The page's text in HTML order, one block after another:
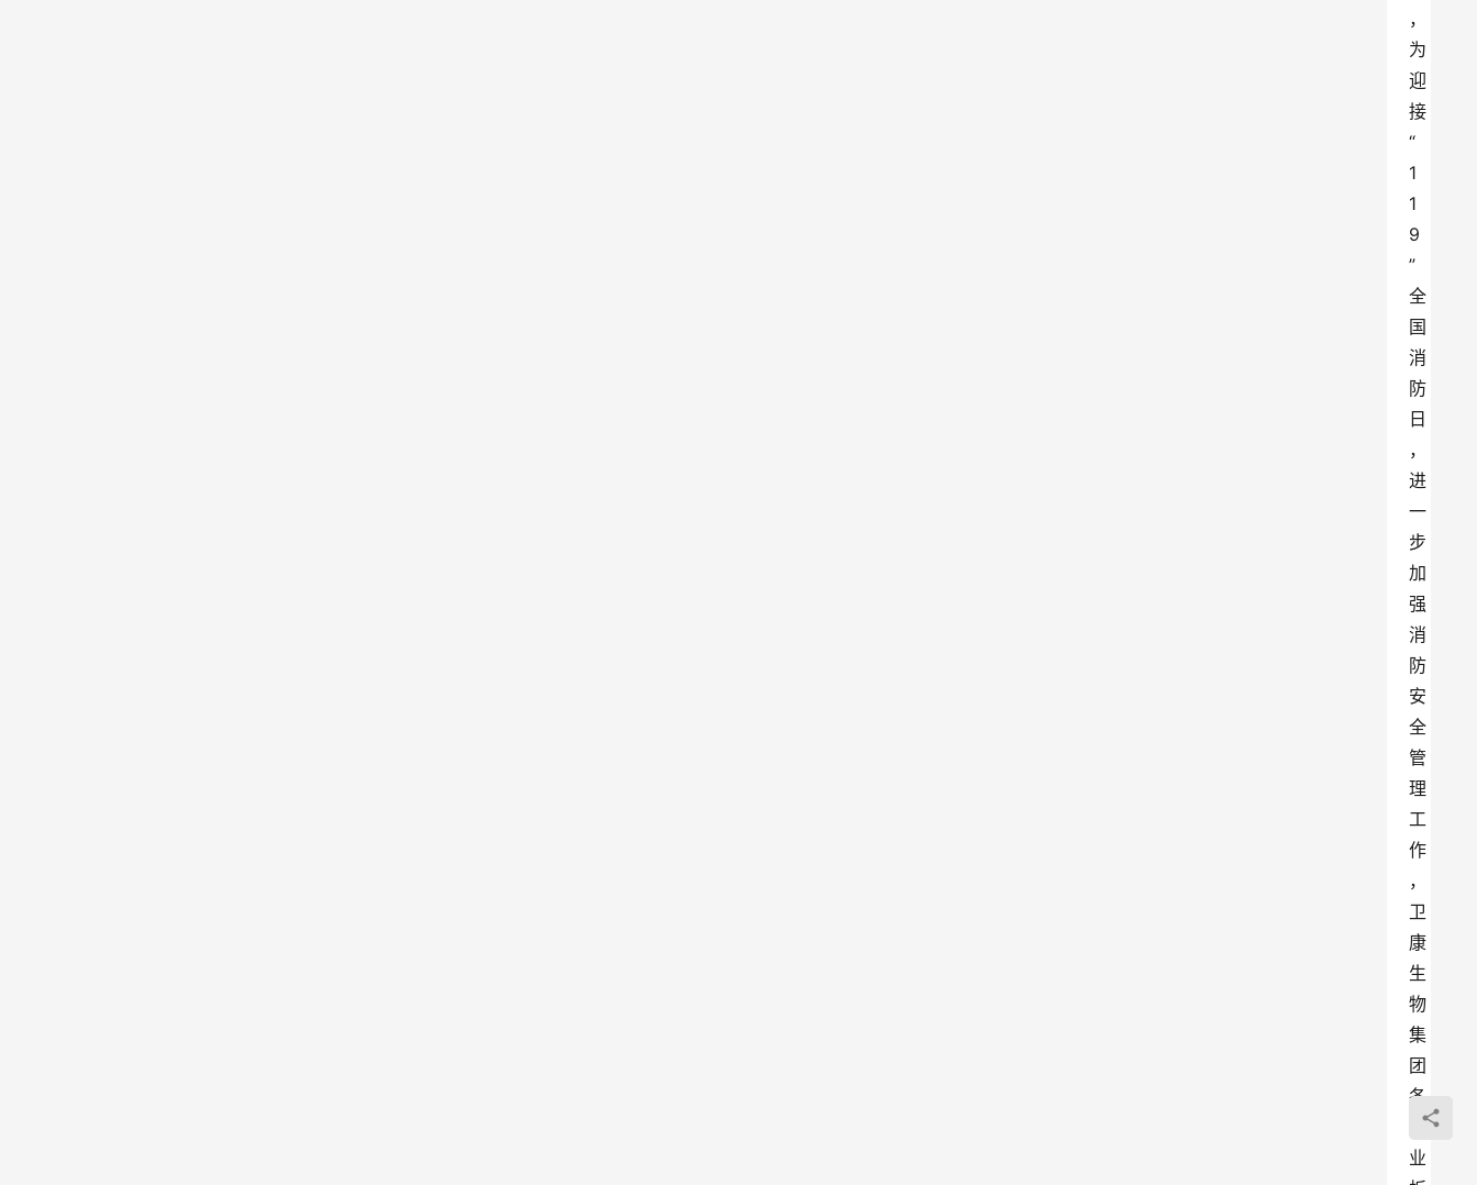
，
为
迎
接
“
1
1
9
”
全
国
消
防
日
，
进
一
步
加
强
消
防
安
全
管
理
工
作
，
卫
康
生
物
集
团
各
事
业